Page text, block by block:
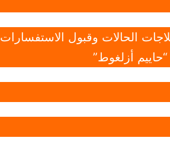
الحالات وقبول الاستفسارات
أزلغوط”